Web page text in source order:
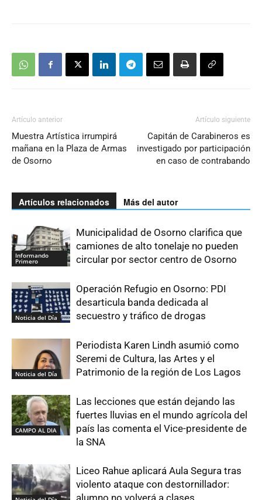
Artículo anterior
Muestra Artística irrumpirá
mañana en la Plaza de Armas
de Osorno
Artículo siguiente
Capitán de Carabineros es
investigado por participación
en caso de contrabando
Artículos relacionados Más del autor
Informando
Primero
Municipalidad de Osorno clarifica que
camiones de alto tonelaje no pueden
circular por sector centro de Osorno
Noticia del Día
Operación Refugio en Osorno: PDI
desarticula banda dedicada al
secuestro y tráfico de drogas
Noticia del Día
Periodista Karen Lindh asumió como
Seremi de Cultura, las Artes y el
Patrimonio de la región de Los Lagos
CAMPO AL DIA
Las lecciones que están dejando las
fuertes lluvias en el mundo agrícola del
país las comenta el Vice-presidente de
la SNA
Liceo Rahue aplicará Aula Segura tras
violento ataque con destornillador:
alumno no volverá a clases